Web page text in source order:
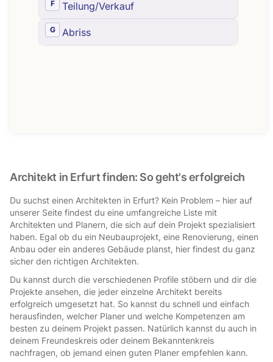
Architekt in Erfurt finden: So geht's erfolgreich
Du suchst einen Architekten in Erfurt? Kein Problem – hier auf
unserer Seite findest du eine umfangreiche Liste mit
Architekten und Planern, die sich auf dein Projekt spezialisiert
haben. Egal ob du ein Neubauprojekt, eine Renovierung, einen
Anbau oder ein anderes Gebäude planst, hier findest du ganz
sicher den richtigen Architekten.
Du kannst durch die verschiedenen Profile stöbern und dir die
Projekte ansehen, die jeder einzelne Architekt bereits
erfolgreich umgesetzt hat. So kannst du schnell und einfach
herausfinden, welcher Planer und welche Kompetenzen am
besten zu deinem Projekt passen. Natürlich kannst du auch in
deinem Freundeskreis oder deinem Bekanntenkreis
nachfragen, ob jemand einen guten Planer empfehlen kann.